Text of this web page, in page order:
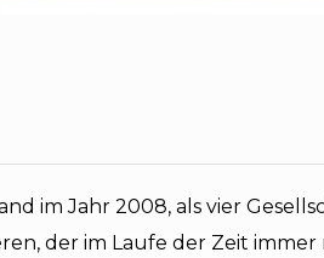
im Jahr 2008, als vier
der im Laufe der Zeit